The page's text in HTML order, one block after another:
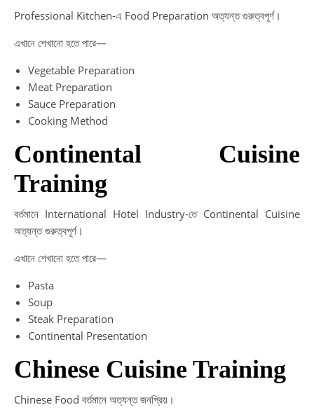
Professional Kitchen-এ Food Preparation অত্যন্ত গুরুত্বপূর্ণ।
এখানে শেখানো হতে পারে—
Vegetable Preparation
Meat Preparation
Sauce Preparation
Cooking Method
Continental Cuisine
Training
বর্তমানে International Hotel Industry-তে Continental Cuisine
অত্যন্ত গুরুত্বপূর্ণ।
এখানে শেখানো হতে পারে—
Pasta
Soup
Steak Preparation
Continental Presentation
Chinese Cuisine Training
Chinese Food বর্তমানে অত্যন্ত জনপ্রিয়।